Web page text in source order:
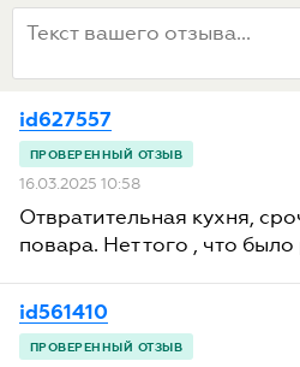
id627557
16.03.2025 10:58
Отвратительная кухня,
повара. Нет того , что
id561410